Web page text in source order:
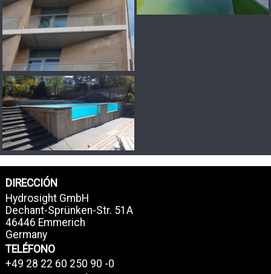
DIRECCIÓN
Hydrosight GmbH
Dechant-Sprünken-Str. 51A
46446 Emmerich
Germany
TELÉFONO
+49 28 22 60 250 90 -0